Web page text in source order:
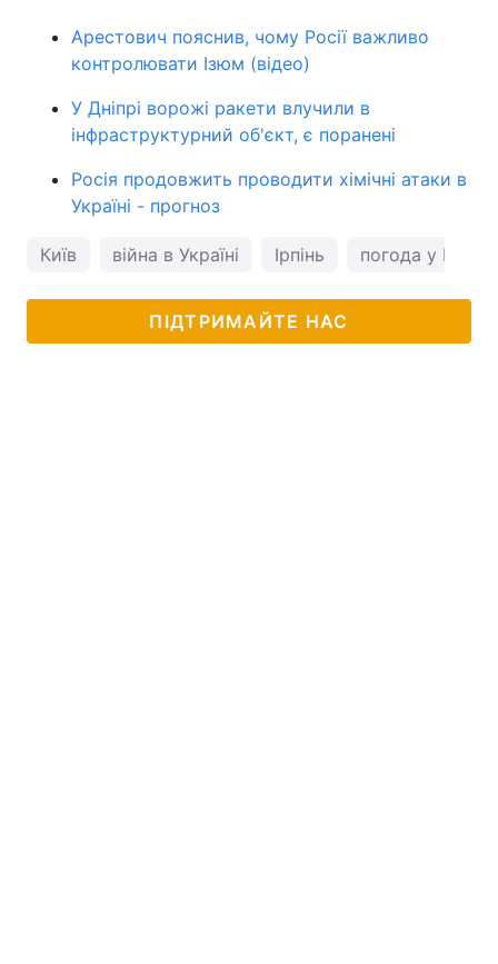
Арестович пояснив, чому Росії важливо
контролювати Ізюм (відео)
У Дніпрі ворожі ракети влучили в
інфраструктурний об'єкт, є поранені
Росія продовжить проводити хімічні атаки в
Україні - прогноз
Київ війна в Україні Ірпінь погода у Києві
ПІДТРИМАЙТЕ НАС